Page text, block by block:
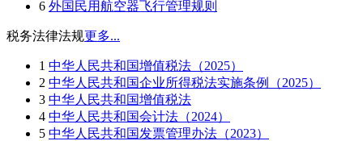
6 外国民用航空器飞行管理规则
税务法律法规更多...
1 中华人民共和国增值税法（2025）
2 中华人民共和国企业所得税法实施条例（2025）
3 中华人民共和国增值税法
4 中华人民共和国会计法（2024）
5 中华人民共和国发票管理办法（2023）